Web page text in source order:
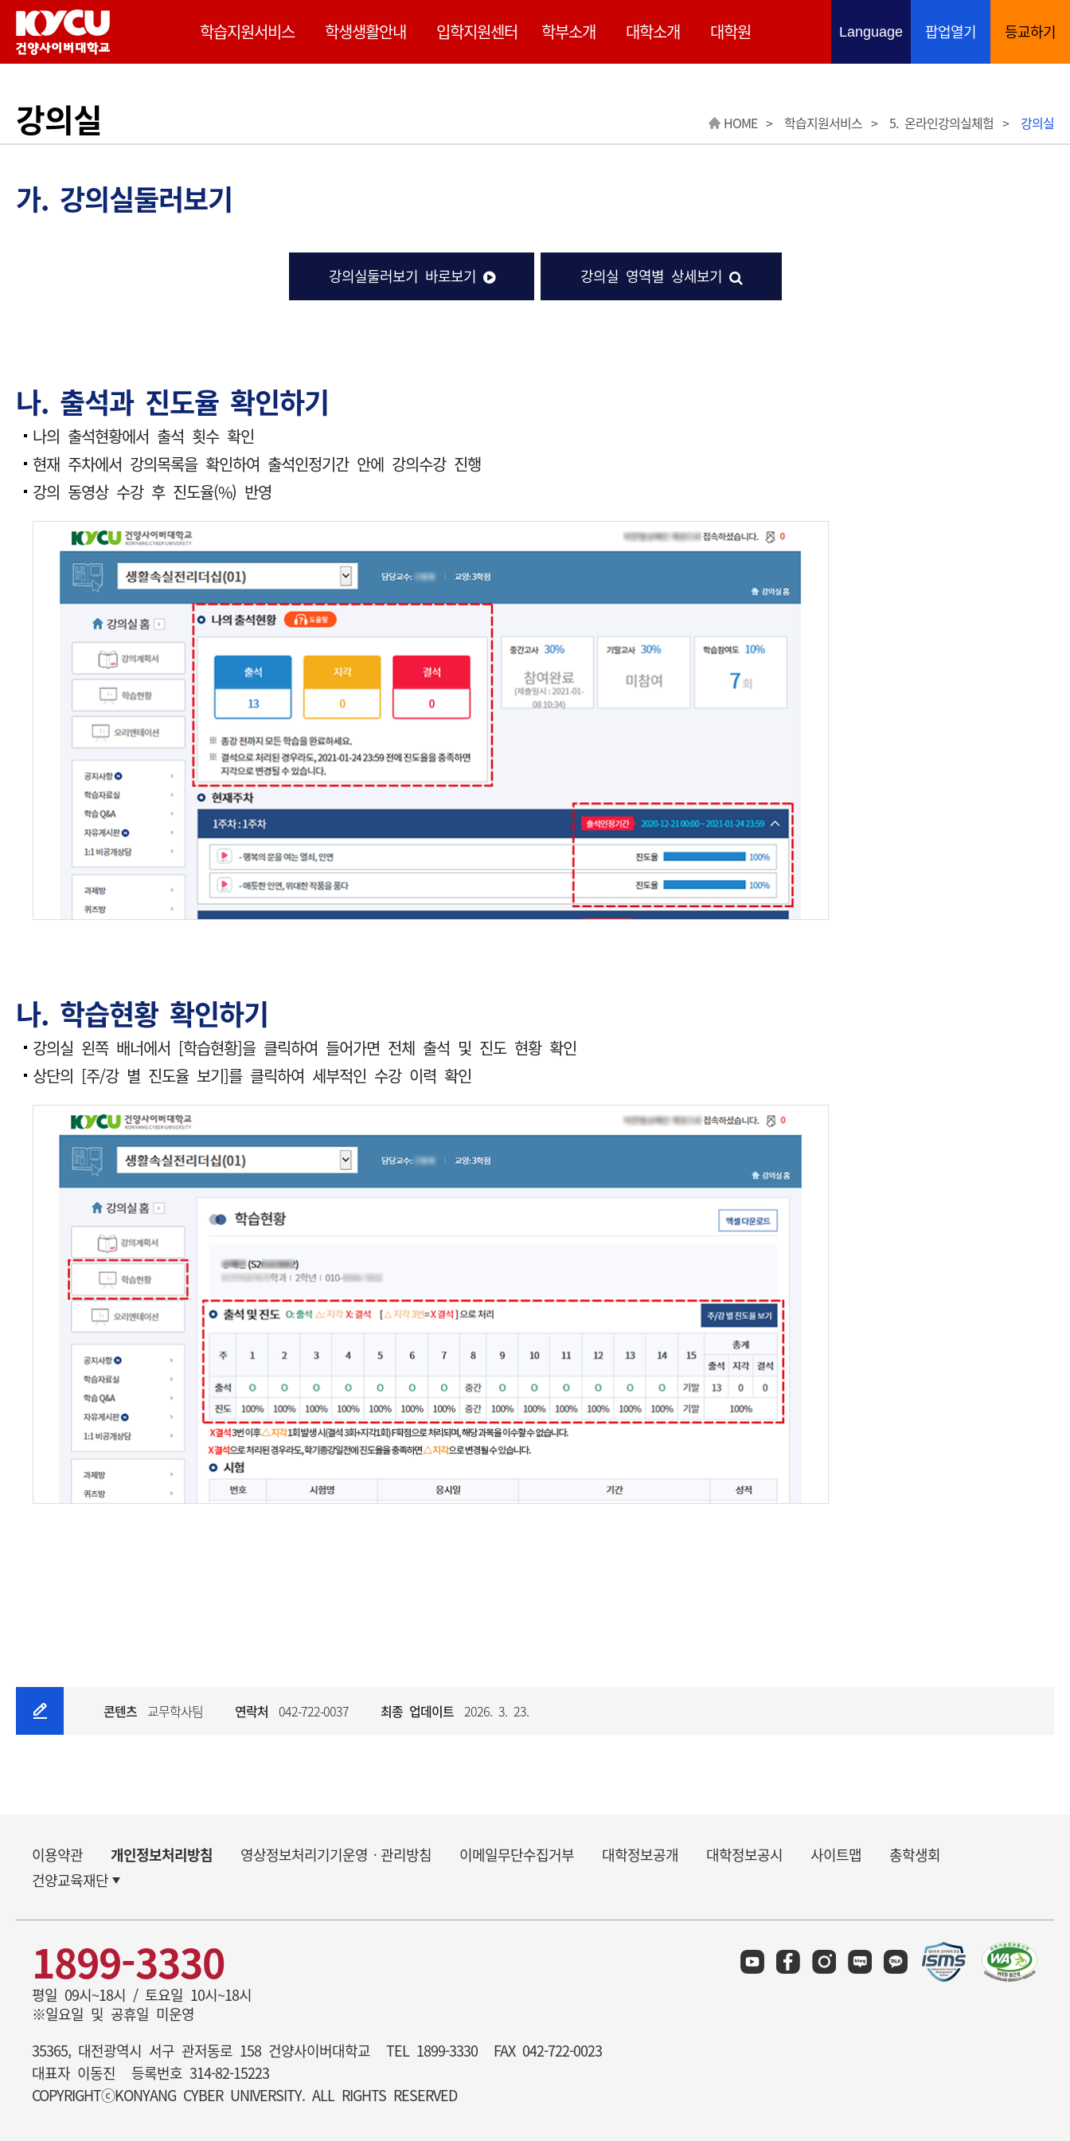
이 사이트는 Google 자동 번역을 제공합니다. 번역된 내용은 정확하지 않을 수 있습니다. Language언어 선택 열기
팝업열기 등교하기
학습지원서비스 학생생활안내 입학지원센터 학부소개 대학소개 대학원
강의실 HOME 학습지원서비스 5. 온라인강의실체험 강의실
가. 강의실둘러보기
강의실둘러보기 바로보기 강의실 영역별 상세보기
나. 출석과 진도율 확인하기
나의 출석현황에서 출석 횟수 확인
현재 주차에서 강의목록을 확인하여 출석인정기간 안에 강의수강 진행
강의 동영상 수강 후 진도율(%) 반영
나. 학습현황 확인하기
강의실 왼쪽 배너에서 [학습현황]을 클릭하여 들어가면 전체 출석 및 진도 현황 확인
상단의 [주/강 별 진도율 보기]를 클릭하여 세부적인 수강 이력 확인
콘텐츠 교무학사팀 연락처 042-722-0037 최종 업데이트 2026. 3. 23.
이용약관 개인정보처리방침 영상정보처리기기운영ㆍ관리방침 이메일무단수집거부 대학정보공개 대학정보공시 사이트맵
총학생회
건양교육재단
1899-3330
평일 09시~18시 / 토요일 10시~18시
※일요일 및 공휴일 미운영
35365, 대전광역시 서구 관저동로 158 건양사이버대학교
TEL 1899-3330
FAX 042-722-0023
대표자 이동진
등록번호 314-82-15223
COPYRIGHTⓒKONYANG CYBER UNIVERSITY. ALL RIGHTS RESERVED